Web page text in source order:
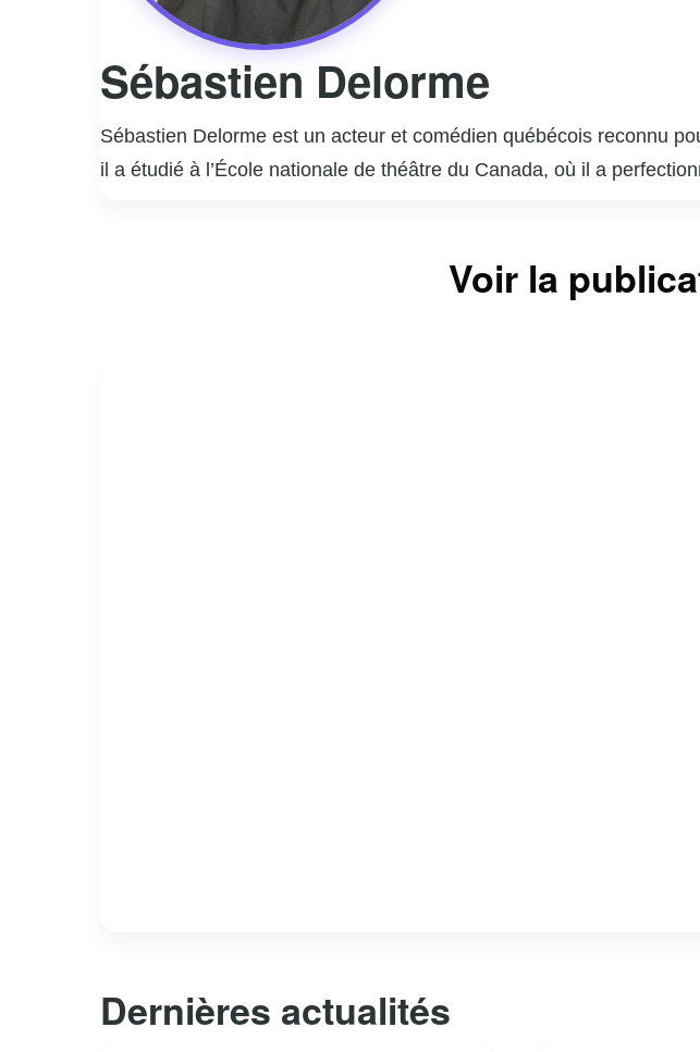
Sébastien Delorme
Sébastien Delorme est un acteur et comédien québécois reconnu
il a étudié à l’École nationale de théâtre du Canada, où il a
interprétation nuancée et authentique de personnages complexes
Voir la
Dernières actualités